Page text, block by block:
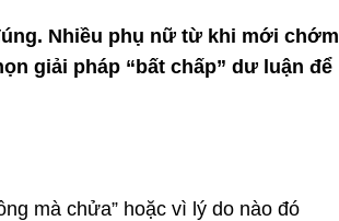
Nhiều phụ nữ từ khi mới chớm
giải pháp “bất chấp” dư luận để
mà chửa” hoặc vì lý do nào đó